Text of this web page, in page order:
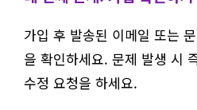
가입 후 발송된 이메일 또는
을 확인하세요. 문제 발생 시
수정 요청을 하세요.